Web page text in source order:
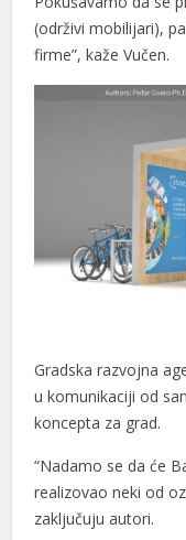
(održivi mobilijari),
firme”, kaže Vučen.
Gradska razvojna
u komunikaciji od
koncepta za grad.
“Nadamo se da će
realizovao neki od
zaključuju autori.